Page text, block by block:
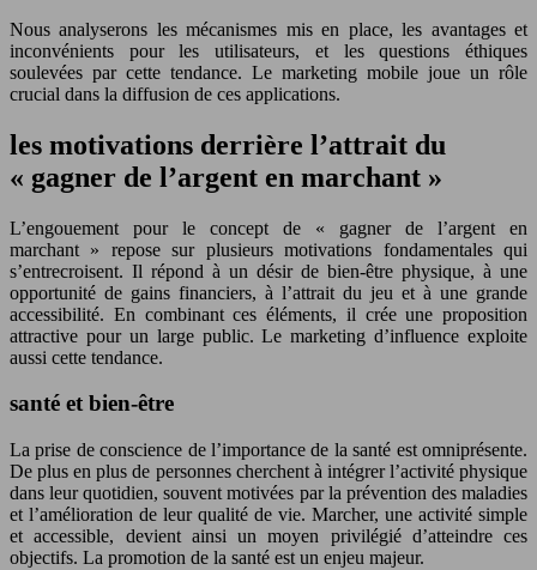
Nous analyserons les mécanismes mis en place, les avantages et
inconvénients pour les utilisateurs, et les questions éthiques
soulevées par cette tendance. Le marketing mobile joue un rôle
crucial dans la diffusion de ces applications.
les motivations derrière l’attrait du
« gagner de l’argent en marchant »
L’engouement pour le concept de « gagner de l’argent en
marchant » repose sur plusieurs motivations fondamentales qui
s’entrecroisent. Il répond à un désir de bien-être physique, à une
opportunité de gains financiers, à l’attrait du jeu et à une grande
accessibilité. En combinant ces éléments, il crée une proposition
attractive pour un large public. Le marketing d’influence exploite
aussi cette tendance.
santé et bien-être
La prise de conscience de l’importance de la santé est omniprésente.
De plus en plus de personnes cherchent à intégrer l’activité physique
dans leur quotidien, souvent motivées par la prévention des maladies
et l’amélioration de leur qualité de vie. Marcher, une activité simple
et accessible, devient ainsi un moyen privilégié d’atteindre ces
objectifs. La promotion de la santé est un enjeu majeur.